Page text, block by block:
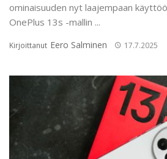
ominaisuuden nyt laajempaan
OnePlus 13s -mallin ...
Kirjoittanut Eero Salminen 17.7.2025